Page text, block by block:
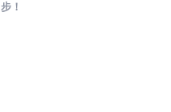
步！